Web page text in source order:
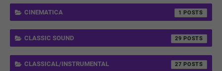
CINEMATICA 1
CLASSIC SOUND 29
CLASSICAL/INSTRUMENTAL 27